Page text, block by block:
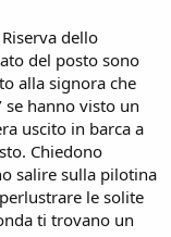
dello
del posto sono
alla signora che
se hanno visto un
uscito in barca a
Chiedono
salire sulla pilotina
le solite
ti trovano un